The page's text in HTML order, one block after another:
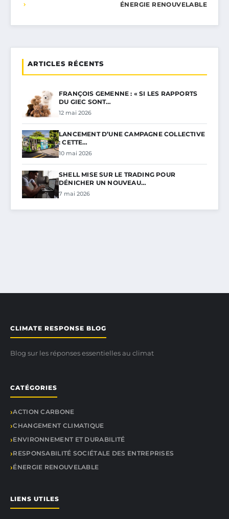
ÉNERGIE RENOUVELABLE
ARTICLES RÉCENTS
FRANÇOIS GEMENNE : « SI LES RAPPORTS
DU GIEC SONT…
12 mai 2026
LANCEMENT D’UNE CAMPAGNE COLLECTIVE
: CETTE…
10 mai 2026
SHELL MISE SUR LE TRADING POUR
DÉNICHER UN NOUVEAU…
7 mai 2026
CLIMATE RESPONSE BLOG
Blog sur les réponses essentielles au climat
CATÉGORIES
ACTION CARBONE
CHANGEMENT CLIMATIQUE
ENVIRONNEMENT ET DURABILITÉ
RESPONSABILITÉ SOCIÉTALE DES ENTREPRISES
ÉNERGIE RENOUVELABLE
LIENS UTILES